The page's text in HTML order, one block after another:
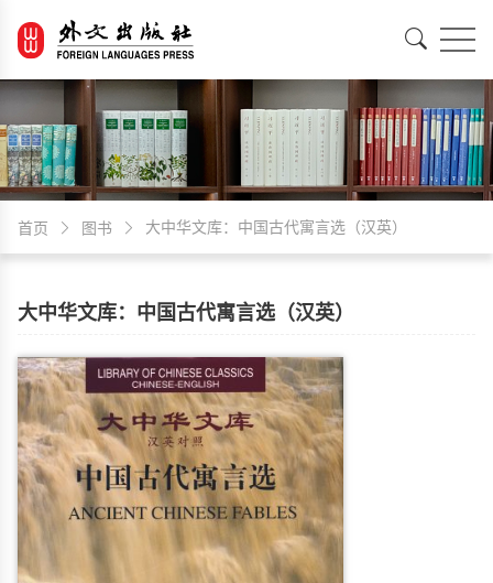
首页 图书 大中华文库：中国古代寓言选（汉英）
大中华文库：中国古代寓言选（汉英）